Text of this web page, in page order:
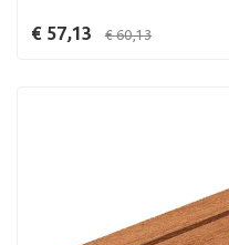
€ 57,13 € 60,13